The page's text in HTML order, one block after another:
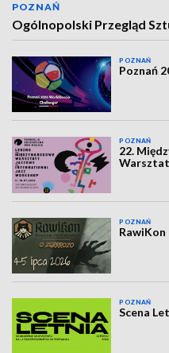
POZNAŃ
Ogólnopolski Przegląd
POZNAŃ
Poznań
POZNAŃ
22.
POZNAŃ
POZNAŃ
Scena